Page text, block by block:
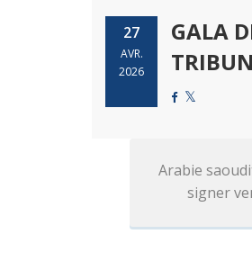
27
AVR.
2026
GALA
Arabie
signer